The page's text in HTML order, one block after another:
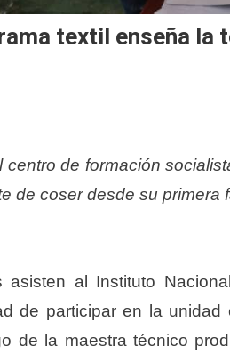
textil enseña
de formación
de coser desde su primera
al Instituto
de participar en la
de la maestra técnico